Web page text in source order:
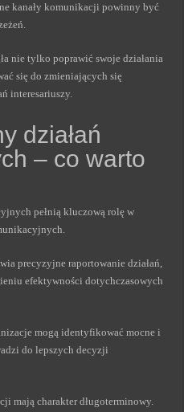
kanały komunikacji powinny być
nie tylko poprawić swoje działania
się do zmieniających się
interesariuszy.
działań
– co warto
pełnią kluczową rolę w
precyzyjne raportowanie działań,
efektywności dotychczasowych
mogą identyfikować mocne i
do lepszych decyzji
mają charakter długoterminowy.